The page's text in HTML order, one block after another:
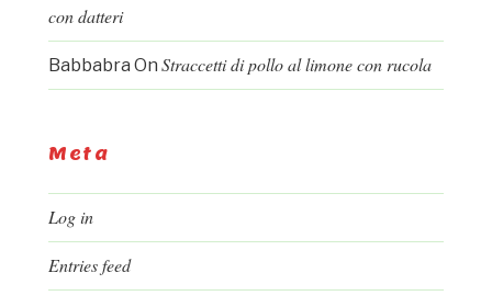
con datteri
Babbabra On Straccetti di pollo al limone con rucola
Meta
Log in
Entries feed